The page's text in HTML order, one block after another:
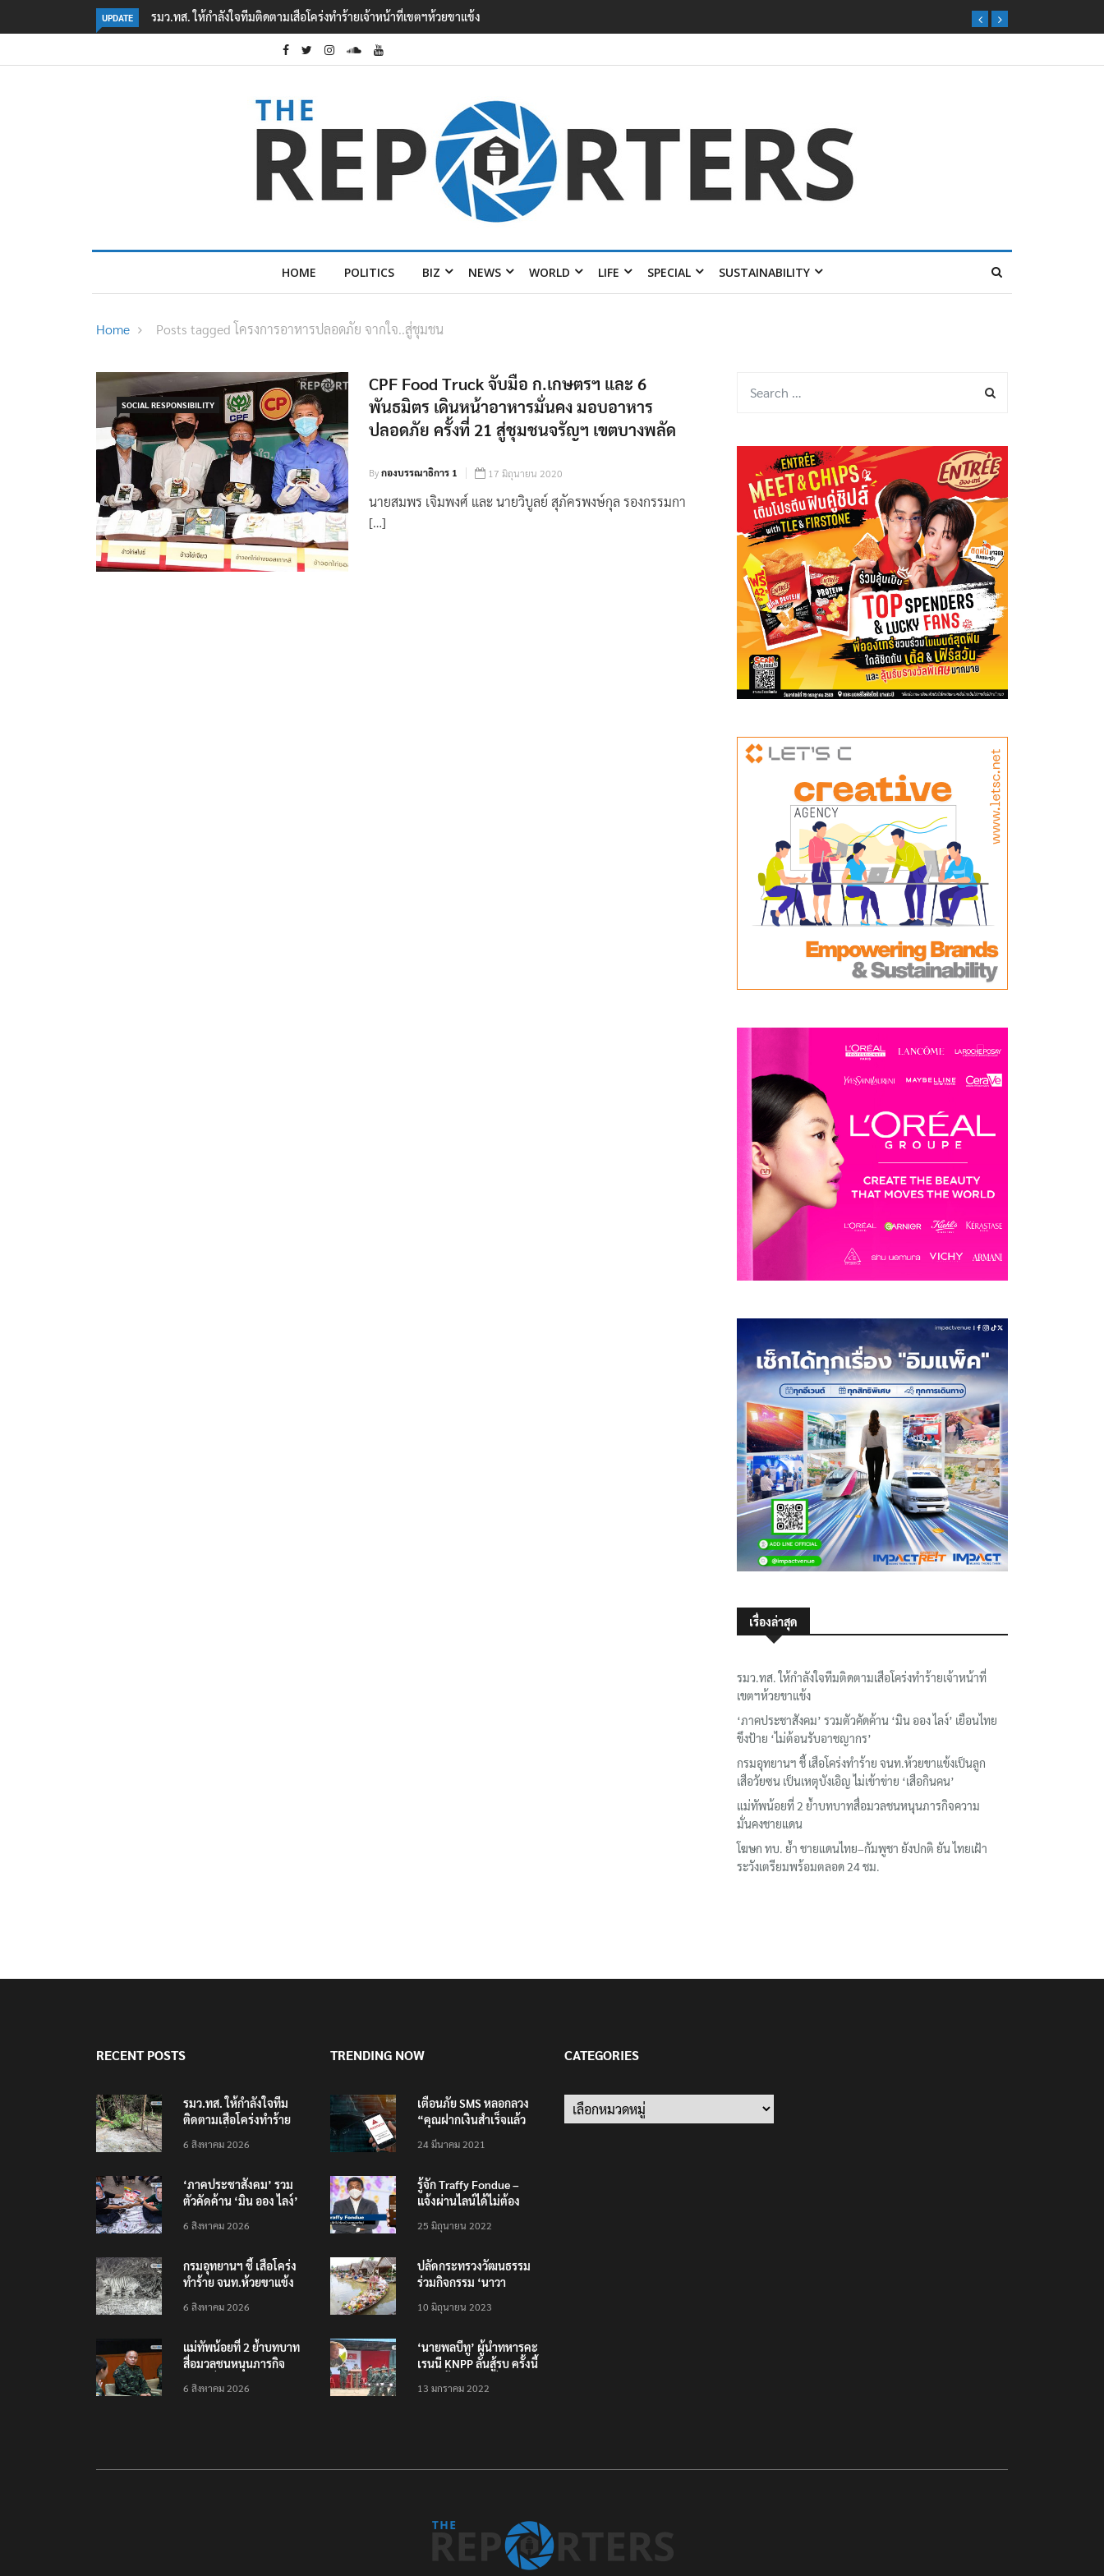
UPDATE
เสือโคร่งทำร้ายเจ้าหน้าที่เขตฯห้วยขาแข้ง‘ภาคประชาสังคม’ รวมตัวคัดค้าน ‘มิน ออง ไลง์’ เยือนไทย ขึงป้าย ‘ไม่
ต้อนรับอาชญากร’
HOME POLITICS BIZ NEWS WORLD LIFE SPECIAL SUSTAINABILITY
Home Posts tagged โครงการอาหารปลอดภัย จากใจ..สู่ชุมชน
SOCIAL RESPONSIBILITY
CPF Food Truck จับมือ ก.เกษตรฯ และ 6
พันธมิตร เดินหน้าอาหารมั่นคง มอบอาหาร
ปลอดภัย ครั้งที่ 21 สู่ชุมชนจรัญฯ เขตบางพลัด
Byกองบรรณาธิการ 1 17 มิถุนายน 2020
นายสมพร เจิมพงศ์ และ นายวิบูลย์ สุภัครพงษ์กุล รองกรรมกา
[…]
เรื่องล่าสุด
รมว.ทส. ให้กำลังใจทีมติดตามเสือโคร่งทำร้ายเจ้าหน้าที่
เขตฯห้วยขาแข้ง
‘ภาคประชาสังคม’ รวมตัวคัดค้าน ‘มิน ออง ไลง์’ เยือนไทย
ขึงป้าย ‘ไม่ต้อนรับอาชญากร’
กรมอุทยานฯ ชี้ เสือโคร่งทำร้าย จนท.ห้วยขาแข้งเป็นลูก
เสือวัยซน เป็นเหตุบังเอิญ ไม่เข้าข่าย ‘เสือกินคน’
แม่ทัพน้อยที่ 2 ย้ำบทบาทสื่อมวลชนหนุนภารกิจความ
มั่นคงชายแดน
โฆษก ทบ. ย้ำ ชายแดนไทย–กัมพูชา ยังปกติ ยัน ไทยเฝ้า
ระวังเตรียมพร้อมตลอด 24 ชม.
RECENT POSTS
รมว.ทส. ให้กำลังใจทีม
ติดตามเสือโคร่งทำร้าย
6 สิงหาคม 2026
‘ภาคประชาสังคม’ รวม
ตัวคัดค้าน ‘มิน ออง ไลง์’
ต้อนรับอาชญากร’
6 สิงหาคม 2026
กรมอุทยานฯ ชี้ เสือโคร่ง
ทำร้าย จนท.ห้วยขาแข้ง
บังเอิญ ไม่เข้าข่าย ‘เสือ
6 สิงหาคม 2026
แม่ทัพน้อยที่ 2 ย้ำบทบาท
สื่อมวลชนหนุนภารกิจ
6 สิงหาคม 2026
TRENDING NOW
เตือนภัย SMS หลอกลวง
“คุณฝากเงินสำเร็จแล้ว
200,000 บาท”
24 มีนาคม 2021
รู้จัก Traffy Fondue –
แจ้งผ่านไลน์ได้ไม่ต้อง
ทั่วไทย ไม่ใช่แค่ในกรุง
25 มิถุนายน 2022
ปลัดกระทรวงวัฒนธรรม
ร่วมกิจกรรม ‘นาวา
ตักบาตรทางน้ำ
10 มิถุนายน 2023
‘นายพลบีทู’ ผู้นำทหารคะ
เรนนี KNPP ลั่นสู้รบ ครั้งนี้
ประชาชนต้องชนะ
13 มกราคม 2022
CATEGORIES
Categories